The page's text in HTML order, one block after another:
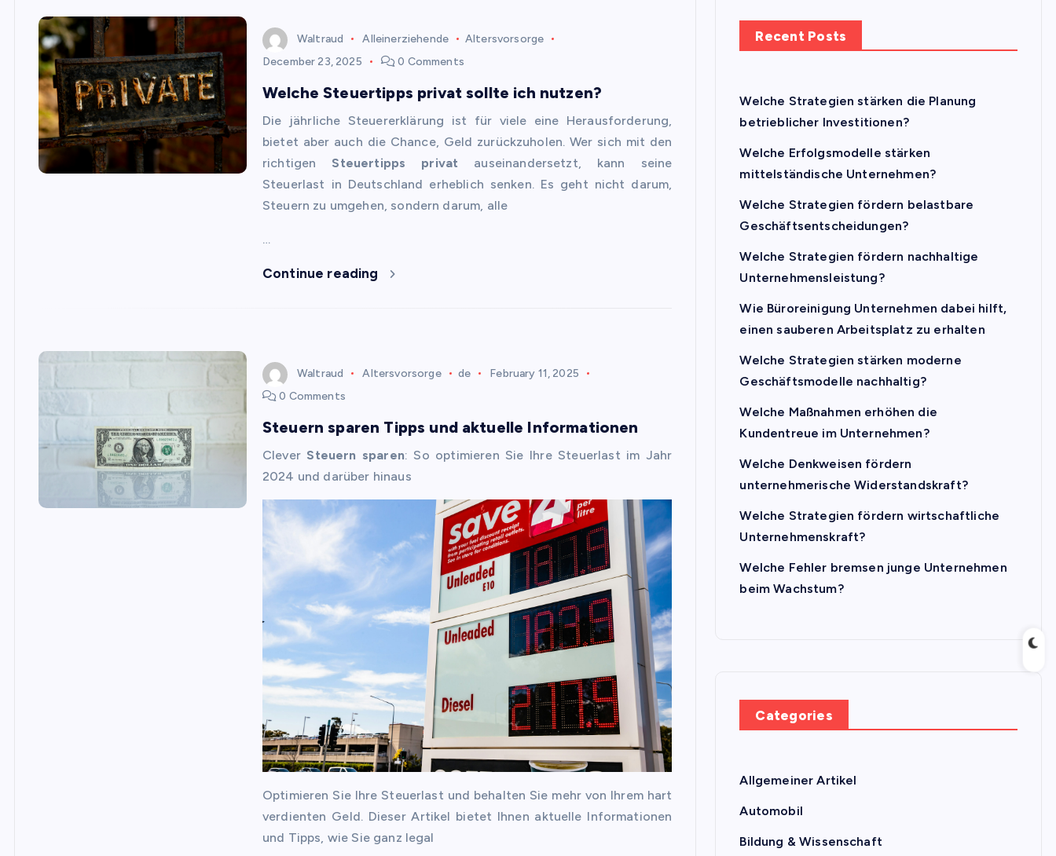
Waltraud Alleinerziehende
Altersvorsorge
December 23, 2025
0 Comments
Welche Steuertipps privat sollte ich nutzen?
Die jährliche Steuererklärung ist für viele eine Herausforderung,
bietet aber auch die Chance, Geld zurückzuholen. Wer sich mit den
richtigen Steuertipps privat auseinandersetzt, kann seine
Steuerlast in Deutschland erheblich senken. Es geht nicht darum,
Steuern zu umgehen, sondern darum, alle
…
Continue reading
Waltraud Altersvorsorge de
February 11, 2025
0 Comments
Steuern sparen Tipps und aktuelle Informationen
Clever Steuern sparen: So optimieren Sie Ihre Steuerlast im Jahr
2024 und darüber hinaus
Optimieren Sie Ihre Steuerlast und behalten Sie mehr von Ihrem hart
verdienten Geld. Dieser Artikel bietet Ihnen aktuelle Informationen
und Tipps, wie Sie ganz legal
Recent Posts
Welche Strategien stärken die Planung
betrieblicher Investitionen?
Welche Erfolgsmodelle stärken
mittelständische Unternehmen?
Welche Strategien fördern belastbare
Geschäftsentscheidungen?
Welche Strategien fördern nachhaltige
Unternehmensleistung?
Wie Büroreinigung Unternehmen dabei hilft,
einen sauberen Arbeitsplatz zu erhalten
Welche Strategien stärken moderne
Geschäftsmodelle nachhaltig?
Welche Maßnahmen erhöhen die
Kundentreue im Unternehmen?
Welche Denkweisen fördern
unternehmerische Widerstandskraft?
Welche Strategien fördern wirtschaftliche
Unternehmenskraft?
Welche Fehler bremsen junge Unternehmen
beim Wachstum?
Categories
Allgemeiner Artikel
Automobil
Bildung & Wissenschaft